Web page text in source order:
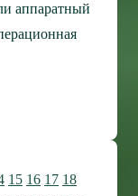
аппаратный
15 16 17 18